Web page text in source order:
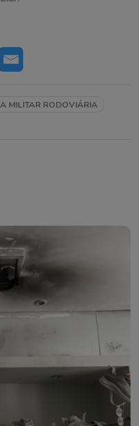
MILITAR RODOVIÁRIA